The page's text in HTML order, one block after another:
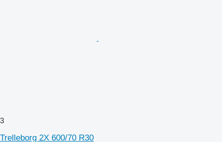
3
Trelleborg 2X 600/70 R30